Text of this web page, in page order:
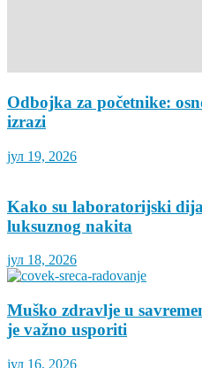
Odbojka za početnike:
izrazi
јул 19, 2026
Kako su laboratorijski
luksuznog nakita
јул 18, 2026
Muško zdravlje u
je važno usporiti
јул 16, 2026